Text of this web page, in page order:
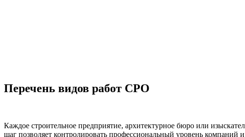
Перечень видов работ СРО
Каждое строительное предприятие, архитектурное бюро или
шаг позволяет контролировать профессиональный уровень компаний